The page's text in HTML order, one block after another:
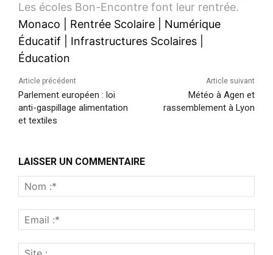
Les écoles Bon-Encontre font leur rentrée.
Monaco
Rentrée Scolaire
Numérique
Éducatif
Infrastructures Scolaires
Éducation
Article précédent
Parlement européen : loi
anti-gaspillage alimentation
et textiles
Article suivant
Météo à Agen et
rassemblement à Lyon
LAISSER UN COMMENTAIRE
:*
:*